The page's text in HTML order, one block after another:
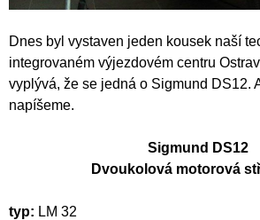
Dnes byl vystaven jeden kousek naší
integrovaném výjezdovém centru
vyplývá, že se jedná o Sigmund DS12.
napíšeme.
Sigmund DS12
Dvoukolová motorová
typ: LM 32